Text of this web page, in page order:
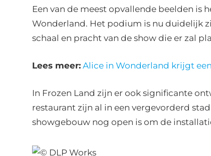
Een van de meest opvallende beelden is
Wonderland. Het podium is nu duidelijk
schaal en pracht van de show die er zal
Lees meer: Alice in Wonderland krijgt
In Frozen Land zijn er ook significante
restaurant zijn al in een vergevorderd
showgebouw nog open is om de